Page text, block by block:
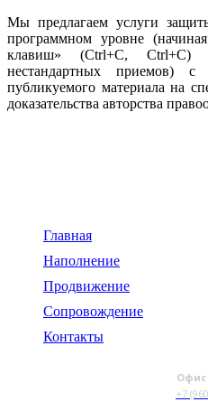
Мы предлагаем услуги
программном уровне
клавиш» (Ctrl+С, Ctrl+C)
нестандартных приемов) с
публикуемого материала на
доказательства авторства
Главная
Наполнение
Продвижение
Сопровождение
Контакты
Офис
+7